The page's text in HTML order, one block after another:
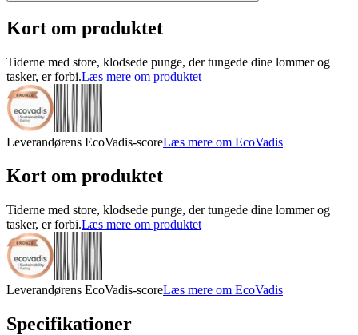
Kort om produktet
Tiderne med store, klodsede punge, der tungede dine lommer og
tasker, er forbi.Læs mere om produktet
Leverandørens EcoVadis-scoreLæs mere om EcoVadis
Kort om produktet
Tiderne med store, klodsede punge, der tungede dine lommer og
tasker, er forbi.Læs mere om produktet
Leverandørens EcoVadis-scoreLæs mere om EcoVadis
Specifikationer